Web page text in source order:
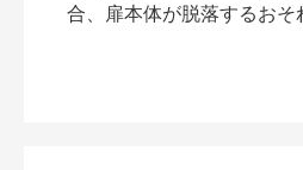
合、扉本体が脱落するおそ